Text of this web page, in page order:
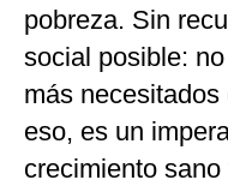
pobreza. Sin
social posible:
más
eso, es un
crecimiento sano